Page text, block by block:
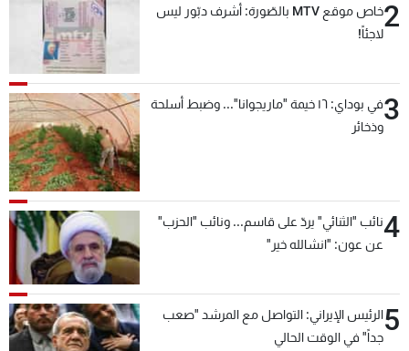
2
خاص موقع MTV بالصّورة: أشرف دبّور ليس
لاجئاً!
3
في بوداي: ١٦ خيمة "ماريجوانا"... وضبط أسلحة
وذخائر
4نائب "الثنائي" يردّ على قاسم... ونائب "الحزب"
عن عون: "انشالله خير"
5الرئيس الإيراني: التواصل مع المرشد "صعب
جداً" في الوقت الحالي